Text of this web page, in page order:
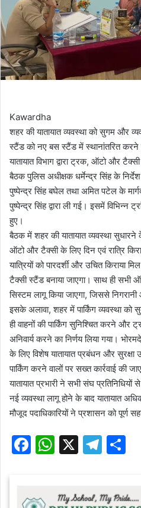
Kawardha
शहर की यातायात व्यवस्था को सुगम और
स्टैंड को नए बस स्टैंड में स्थानांतरित करने
यातायात विभाग द्वारा ट्रक, ऑटो और
बैठक पुलिस अधीक्षक धर्मेन्द्र सिंह के
पुष्पेन्द्र सिंह बघेल तथा अमित पटेल के
पुष्पेन्द्र सिंह द्वारा ली गई। इसमें विभिन्न
हुए।
बैठक में शहर की यातायात व्यवस्था
ऑटो और टैक्सी के लिए दिन एवं रात्रि
यात्रियों को पारदर्शी और उचित
टैक्सी स्टैंड बनाया जाएगा। साथ ही सभी
सिस्टम लागू किया जाएगा, जिससे
इसके अलावा, शहर में पार्किंग व्यवस्था को
ही वाहनों की पार्किंग सुनिश्चित करने और
अनिवार्य करने का निर्णय लिया गया।
के लिए विशेष यातायात प्रबंधन और
पार्किंग करने वालों पर सख्त कार्रवाई की
यातायात प्रभारी ने सभी संघ
नई व्यवस्था लागू होने के बाद यातायात
मौजूद पदाधिकारियों ने प्रशासन को पूर्ण
F
e
W
s
X
T
gr e